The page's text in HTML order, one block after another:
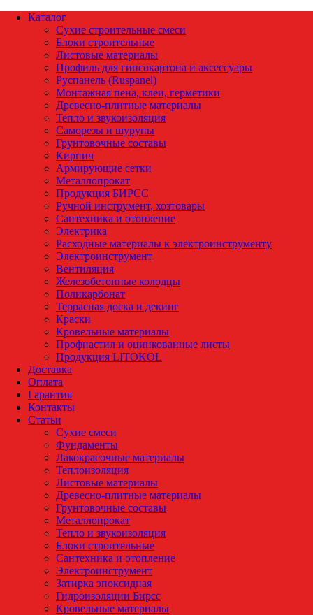
Каталог
Сухие строительные смеси
Блоки строительные
Листовые материалы
Профиль для гипсокартона и аксессуары
Руспанель (Ruspanel)
Монтажная пена, клеи, герметики
Древесно-плитные материалы
Тепло и звукоизоляция
Саморезы и шурупы
Грунтовочные составы
Кирпич
Армирующие сетки
Металлопрокат
Продукция БИРСС
Ручной инструмент, хозтовары
Сантехника и отопление
Электрика
Расходные материалы к электроинструменту
Электроинструмент
Вентиляция
Железобетонные колодцы
Поликарбонат
Террасная доска и декинг
Краски
Кровельные материалы
Профнастил и оцинкованные листы
Продукция LITOKOL
Доставка
Оплата
Гарантия
Контакты
Статьи
Сухие смеси
Фундаменты
Лакокрасочные материалы
Теплоизоляция
Листовые материалы
Древесно-плитные материалы
Грунтовочные составы
Металлопрокат
Тепло и звукоизоляция
Блоки строительные
Сантехника и отопление
Электроинструмент
Затирка эпоксидная
Гидроизоляции Бирсс
Кровельные материалы